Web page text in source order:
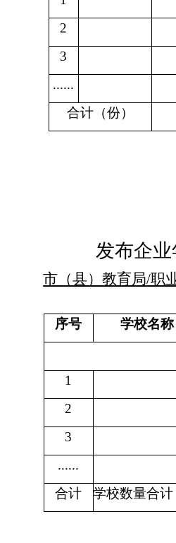
2
3
......
合计（份）
发布企
市（县）教育局/职
序号 学校名称
1
2
3
......
合计
学校数量合计